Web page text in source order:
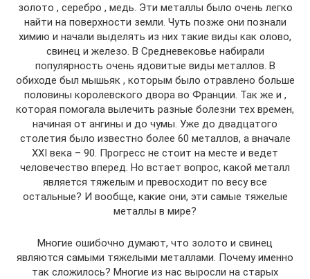
золото , серебро , медь. Эти металлы было очень легко
найти на поверхности земли. Чуть позже они познали
химию и начали выделять из них такие виды как олово,
свинец и железо. В Средневековье набирали
популярность очень ядовитые виды металлов. В
обиходе был мышьяк , которым было отравлено больше
половины королевского двора во Франции. Так же и ,
которая помогала вылечить разные болезни тех времен,
начиная от ангины и до чумы. Уже до двадцатого
столетия было известно более 60 металлов, а вначале
XXI века – 90. Прогресс не стоит на месте и ведет
человечество вперед. Но встает вопрос, какой металл
является тяжелым и превосходит по весу все
остальные? И вообще, какие они, эти самые тяжелые
металлы в мире?
Многие ошибочно думают, что золото и свинец
являются самыми тяжелыми металлами. Почему именно
так сложилось? Многие из нас выросли на старых